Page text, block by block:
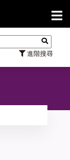
進階搜尋
【7/31